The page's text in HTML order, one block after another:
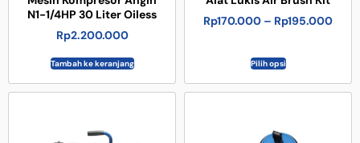
N1-1/4HP 30 Liter Oiless
Rp2.200.000
Tambah ke keranjang
Rp170.000 – Rp195.000
Pilih opsi